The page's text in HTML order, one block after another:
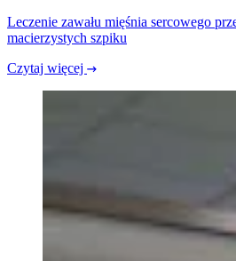
Leczenie zawału mięśnia sercowego
macierzystych szpiku
Czytaj więcej